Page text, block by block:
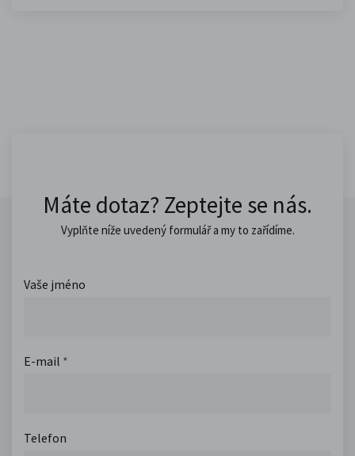
Máte dotaz? Zeptejte se nás.
Vyplňte níže uvedený formulář a my to zařídíme.
Vaše jméno
E-mail *
Telefon